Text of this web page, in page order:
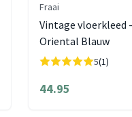
Fraai
Vintage vloerkleed
Oriental Blauw
5(1)
44.95